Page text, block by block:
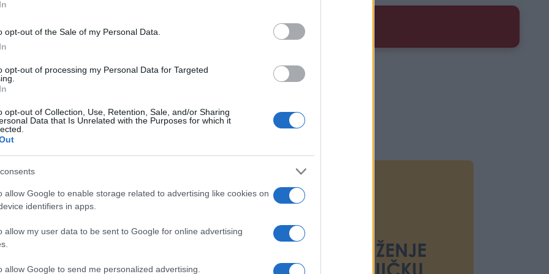
opt-out of the Sale of my Personal Data.
opt-out of processing my Personal Data for Targeted
opt-out of Collection, Use, Retention, Sale, and/or Sharing
Data that Is Unrelated with the Purposes for which it
allow Google to enable storage related to advertising like cookies on
identifiers in apps.
allow my user data to be sent to Google for online advertising
allow Google to send me personalized advertising.
udeleženci;
projektov in pobud;
zgodbe iz gospodarstva;
neformalnem druženju.